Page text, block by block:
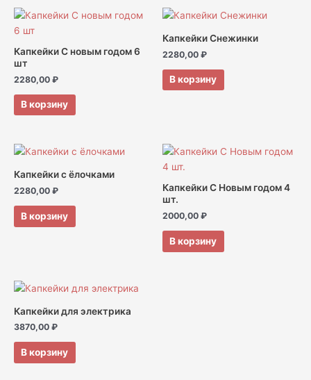
Капкейки С новым годом 6
шт
2280,00 ₽
В корзину
Капкейки Снежинки
2280,00 ₽
В корзину
Капкейки с ёлочками
2280,00 ₽
В корзину
Капкейки С Новым годом 4
шт.
2000,00 ₽
В корзину
Капкейки для электрика
3870,00 ₽
В корзину